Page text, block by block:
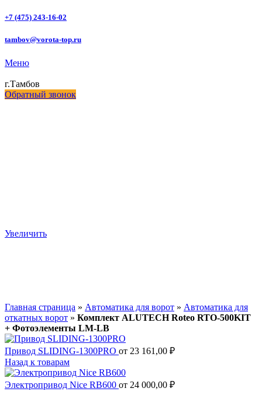
+7 (475) 243-16-02
tambov@vorota-top.ru
Меню
г.Тамбов
Обратный звонок
Увеличить
Главная страница » Автоматика для ворот » Автоматика для
откатных ворот » Комплект ALUTECH Roteo RTO-500KIT
+ Фотоэлементы LM-LB
Привод SLIDING-1300PRO от 23 161,00 ₽
Назад к товарам
Электропривод Nice RB600 от 24 000,00 ₽